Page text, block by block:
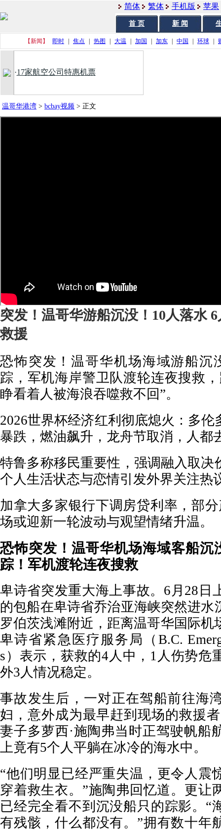
简体 繁体 手机版 苹果
首 页 新 闻
【新闻】 即时 焦点 热图 大温 加国 加东 中国 环球
·17家航空公司特惠机票
温哥华港湾 > bcbay视频 > 正文
突发！温哥华游船沉没！10人落水
救援
恐怖突发！温哥华机场海域游船沉
踪，军机海岸警卫队渡轮连夜搜救
睁看着人被海浪吞噬救不回”。
2026世界杯经济红利彻底熄火：多
暴跌，燃油飙升，龙舟节取消，人都
特鲁多称移民重要性，强调融入取决
个人生活状态与恋情引发外界关注热
加拿大多家银行下调房贷利率，部
场或迎新一轮波动与观望情绪升温。
恐怖突发！温哥华机场海域客船沉
踪！军机渡轮连夜搜救
卑诗省突发重大海上事故。6月28日
的包船在卑诗省乔治亚海峡突然进水
罗伯茨浅滩附近，距离温哥华国际机
卑诗省紧急医疗服务局（B.C.
s）表示，获救的4人中，1人伤势危
外3人情况稳定。
事故发生后，一对正在驾船前往海
妇，意外成为最早赶到现场的救援
妻子多萝西·施陶弗当时正驾驶帆船
上竟有5个人平躺在冰冷的海水中。
“他们明显已经严重失温，更令人震
穿着救生衣。”施陶弗回忆道。更让
已经完全看不到沉没船只的踪影。“
有残骸，什么都没有。”拥有数十年